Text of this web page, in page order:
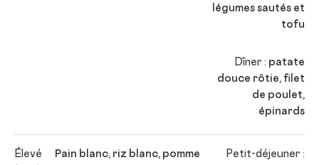
légumes sautés et
tofu
Dîner : patate
douce rôtie, filet
de poulet,
épinards
Élevé
Pain blanc, riz blanc, pomme
Petit-déjeuner :